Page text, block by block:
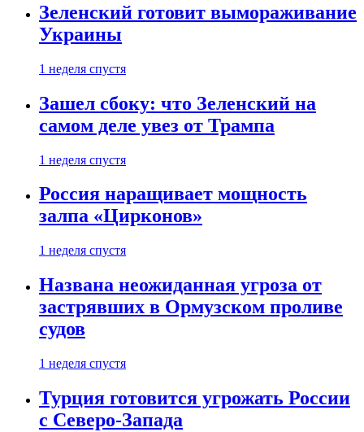
Зеленский готовит вымораживание
Украины
1 неделя спустя
Зашел сбоку: что Зеленский на
самом деле увез от Трампа
1 неделя спустя
Россия наращивает мощность
залпа «Цирконов»
1 неделя спустя
Названа неожиданная угроза от
застрявших в Ормузском проливе
судов
1 неделя спустя
Турция готовится угрожать России
с Северо-Запада